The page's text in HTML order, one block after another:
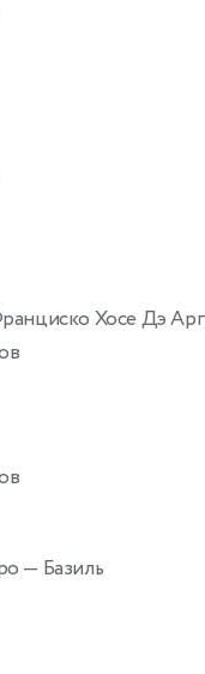
Хосе Дэ
— Базиль